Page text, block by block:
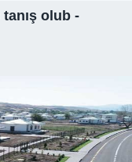
tanış olub -